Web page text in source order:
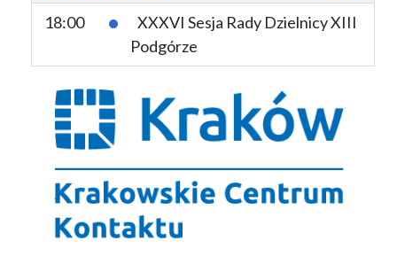
18:00
XXXVI Sesja Rady Dzielnicy XIII
Podgórze